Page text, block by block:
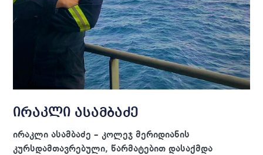
ირაკლი ასამბაძე
ირაკლი ასამბაძე – კოლეჯ მერიდიანის
კურსდამთავრებული, წარმატებით დასაქმდა